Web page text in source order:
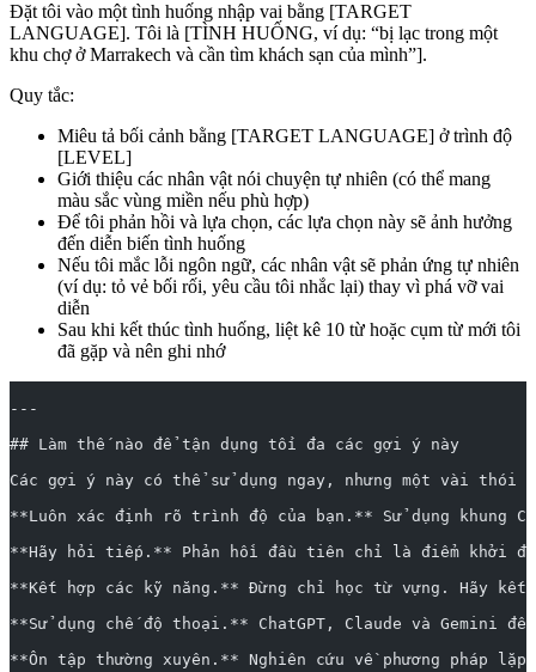
Đặt tôi vào một tình huống nhập vai bằng [TARGET
LANGUAGE]. Tôi là [TÌNH HUỐNG, ví dụ: “bị lạc trong một
khu chợ ở Marrakech và cần tìm khách sạn của mình”].
Quy tắc:
Miêu tả bối cảnh bằng [TARGET LANGUAGE] ở trình độ
[LEVEL]
Giới thiệu các nhân vật nói chuyện tự nhiên (có thể mang
màu sắc vùng miền nếu phù hợp)
Để tôi phản hồi và lựa chọn, các lựa chọn này sẽ ảnh hưởng
đến diễn biến tình huống
Nếu tôi mắc lỗi ngôn ngữ, các nhân vật sẽ phản ứng tự nhiên
(ví dụ: tỏ vẻ bối rối, yêu cầu tôi nhắc lại) thay vì phá vỡ vai
diễn
Sau khi kết thúc tình huống, liệt kê 10 từ hoặc cụm từ mới tôi
đã gặp và nên ghi nhớ
---
## Làm thế nào để tận dụng tối đa các gợi ý này
Các gợi ý này có thể sử dụng ngay, nhưng một vài thói
**Luôn xác định rõ trình độ của bạn.** Sử dụng khung
**Hãy hỏi tiếp.** Phản hồi đầu tiên chỉ là điểm khởi
**Kết hợp các kỹ năng.** Đừng chỉ học từ vựng. Hãy
**Sử dụng chế độ thoại.** ChatGPT, Claude và Gemini
**Ôn tập thường xuyên.** Nghiên cứu về phương